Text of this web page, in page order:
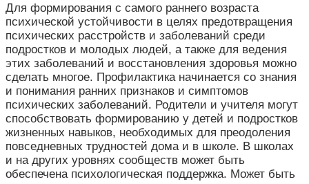
Для формирования с самого раннего возраста
психической устойчивости в целях предотвращения
психических расстройств и заболеваний среди
подростков и молодых людей, а также для ведения
этих заболеваний и восстановления здоровья можно
сделать многое. Профилактика начинается со знания
и понимания ранних признаков и симптомов
психических заболеваний. Родители и учителя могут
способствовать формированию у детей и подростков
жизненных навыков, необходимых для преодоления
повседневных трудностей дома и в школе. В школах
и на других уровнях сообществ может быть
обеспечена психологическая поддержка. Может быть